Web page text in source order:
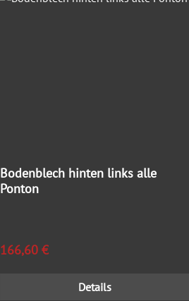
Bodenblech hinten links alle
Ponton
Regulärer Preis:
166,60 €
Details